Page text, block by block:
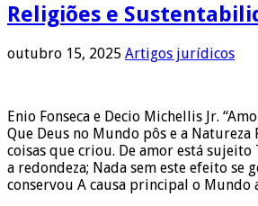
Religiões e
outubro 15, 2025 Artigos jurídicos
Enio Fonseca e Decio Michellis Jr.
Que Deus no Mundo pôs e a Natureza
coisas que criou. De amor está
a redondeza; Nada sem este efeito se
conservou A causa principal o Mundo